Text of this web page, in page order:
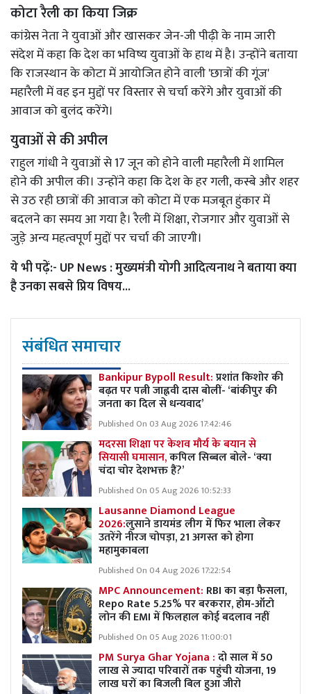
कोटा रैली का किया जिक्र
कांग्रेस नेता ने युवाओं और खासकर जेन-जी पीढ़ी के नाम जारी
संदेश में कहा कि देश का भविष्य युवाओं के हाथ में है। उन्होंने बताया
कि राजस्थान के कोटा में आयोजित होने वाली 'छात्रों की गूंज'
महारैली में वह इन मुद्दों पर विस्तार से चर्चा करेंगे और युवाओं की
आवाज को बुलंद करेंगे।
युवाओं से की अपील
राहुल गांधी ने युवाओं से 17 जून को होने वाली महारैली में शामिल
होने की अपील की। उन्होंने कहा कि देश के हर गली, कस्बे और शहर
से उठ रही छात्रों की आवाज को कोटा में एक मजबूत हुंकार में
बदलने का समय आ गया है। रैली में शिक्षा, रोजगार और युवाओं से
जुड़े अन्य महत्वपूर्ण मुद्दों पर चर्चा की जाएगी।
ये भी पढ़ें:- UP News : मुख्यमंत्री योगी आदित्यनाथ ने बताया क्या
है उनका सबसे प्रिय विषय...
संबंधित समाचार
Bankipur Bypoll Result:प्रशांत किशोर की
बढ़त पर पत्नी जाह्नवी दास बोलीं- ‘बांकीपुर की
जनता का दिल से धन्यवाद’
Published On 03 Aug 2026 17:42:46
मदरसा शिक्षा पर केशव मौर्य के बयान से
सियासी घमासान,कपिल सिब्बल बोले- ‘क्या
चंदा चोर देशभक्त हैं?’
Published On 05 Aug 2026 10:52:33
Lausanne Diamond League
2026:लुसाने डायमंड लीग में फिर भाला लेकर
उतरेंगे नीरज चोपड़ा, 21 अगस्त को होगा
महामुकाबला
Published On 04 Aug 2026 17:22:54
MPC Announcement: RBI का बड़ा फैसला,
Repo Rate 5.25% पर बरकरार, होम-ऑटो
लोन की EMI में फिलहाल कोई बदलाव नहीं
Published On 05 Aug 2026 11:00:01
PM Surya Ghar Yojana :दो साल में 50
लाख से ज्यादा परिवारों तक पहुंची योजना, 19
लाख घरों का बिजली बिल हुआ जीरो